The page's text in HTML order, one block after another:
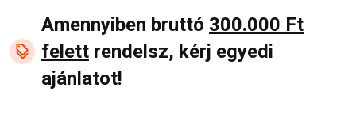
Amennyiben bruttó 300.000 Ft
felett rendelsz, kérj egyedi
ajánlatot!